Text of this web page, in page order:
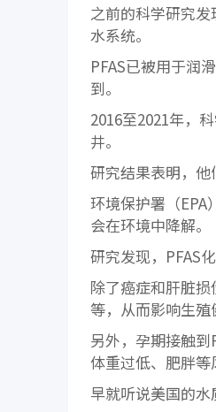
之前的科学研究
水系统。
PFAS已被用于润
到。
2016至2021年，
井。
研究结果表明，他
环境保护署（EPA
会在环境中降解。
研究发现，PFAS
除了癌症和肝脏
等，从而影响生殖
另外，孕期接触
体重过低、肥胖等
早就听说美国的